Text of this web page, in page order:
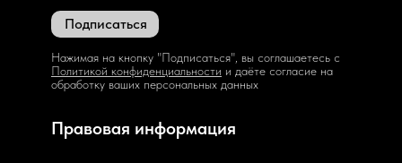
Подписаться
Нажимая на кнопку "Подписаться", вы соглашаетесь с
Политикой конфиденциальности и даёте согласие на
обработку ваших персональных данных
Правовая информация